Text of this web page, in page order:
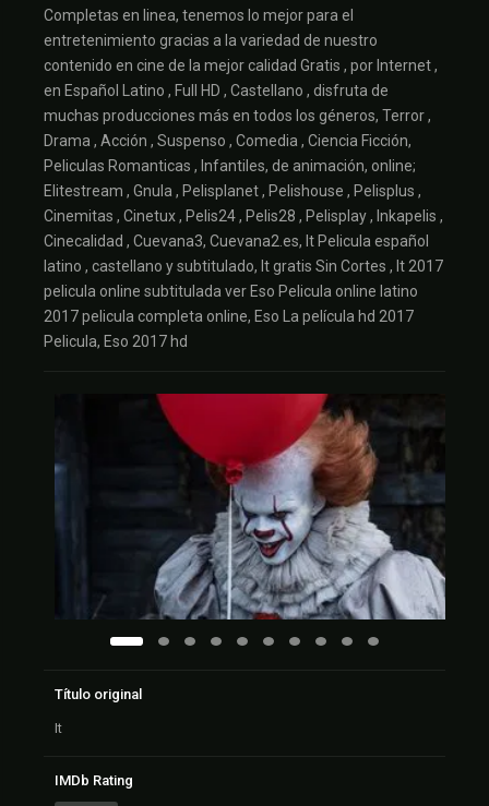
Completas en linea, tenemos lo mejor para el
entretenimiento gracias a la variedad de nuestro
contenido en cine de la mejor calidad Gratis , por Internet ,
en Español Latino , Full HD , Castellano , disfruta de
muchas producciones más en todos los géneros, Terror ,
Drama , Acción , Suspenso , Comedia , Ciencia Ficción,
Peliculas Romanticas , Infantiles, de animación, online;
Elitestream , Gnula , Pelisplanet , Pelishouse , Pelisplus ,
Cinemitas , Cinetux , Pelis24 , Pelis28 , Pelisplay , Inkapelis ,
Cinecalidad , Cuevana3, Cuevana2.es, It Pelicula español
latino , castellano y subtitulado, It gratis Sin Cortes , It 2017
pelicula online subtitulada ver Eso Pelicula online latino
2017 pelicula completa online, Eso La película hd 2017
Pelicula, Eso 2017 hd
Título original
It
IMDb Rating